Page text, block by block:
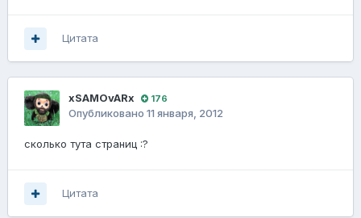
Цитата
xSAMOvARx 176
Опубликовано 11 января, 2012
сколько тута страниц :?
Цитата